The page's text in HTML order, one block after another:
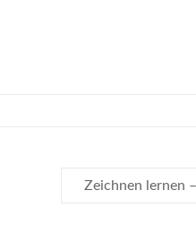
Zeichnen lernen